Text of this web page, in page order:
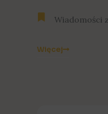
Wiadomości
Więcej